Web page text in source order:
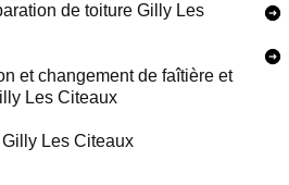
de toiture Gilly Les
et changement de faîtière et
Les Citeaux
Les Citeaux